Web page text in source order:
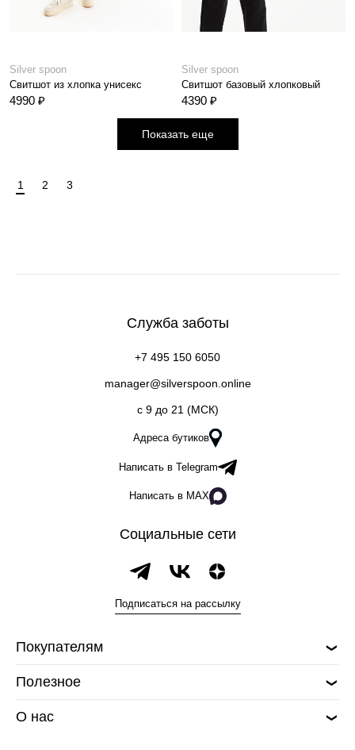
Silver spoon
Свитшот из хлопка унисекс
4990 ₽
Silver spoon
Свитшот базовый хлопковый
4390 ₽
Показать еще
1 2 3
Служба заботы
+7 495 150 6050
manager@silverspoon.online
c 9 до 21 (МСК)
Адреса бутиков
Написать в Telegram
Написать в MAX
Социальные сети
Подписаться на рассылку
Покупателям
Полезное
О нас